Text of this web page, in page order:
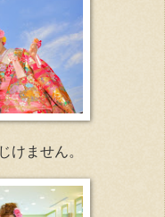
けません。